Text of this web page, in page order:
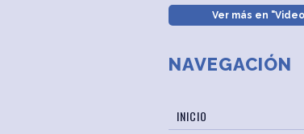
Ver más en
NAVEGACIÓN
INICIO